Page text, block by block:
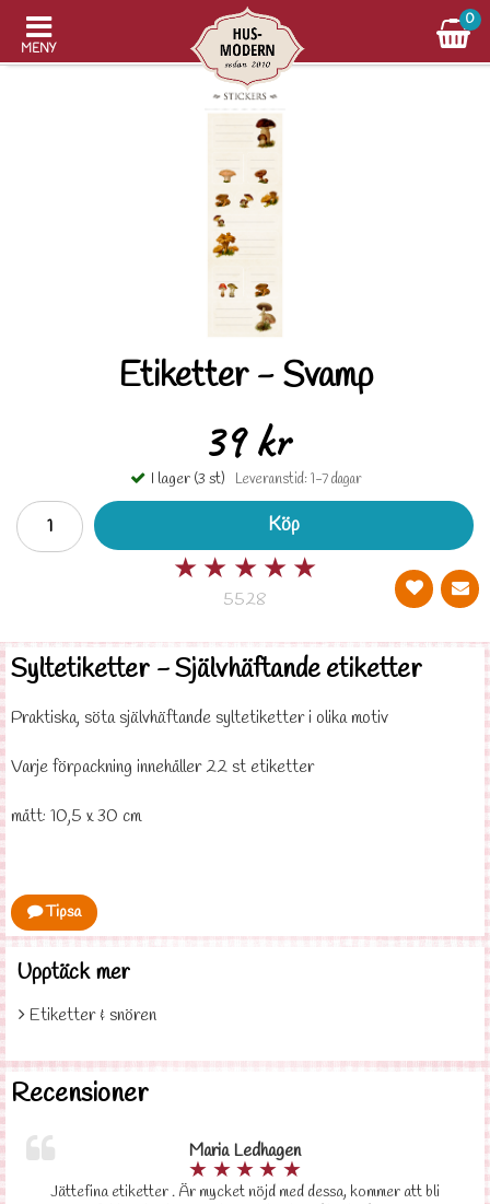
MENY
0
Etiketter - Svamp
39 kr
I lager (3 st) Leveranstid: 1-7 dagar
Köp
★ ★ ★ ★ ★
5528
Syltetiketter - Självhäftande etiketter
Praktiska, söta självhäftande syltetiketter i olika motiv
Varje förpackning innehåller 22 st etiketter
mått: 10,5 x 30 cm
Tipsa
Upptäck mer
Etiketter & snören
Recensioner
Maria Ledhagen
★ ★★★ ★
Jättefina etiketter . Är mycket nöjd med dessa, kommer att bli